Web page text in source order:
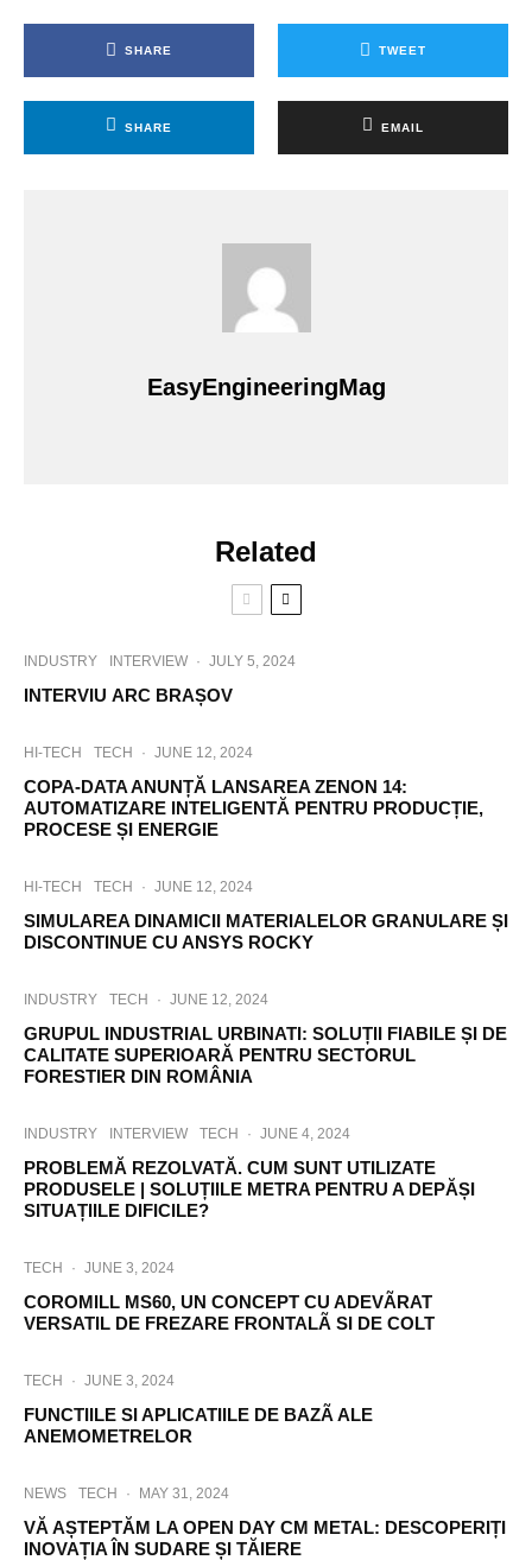
SHARE TWEET
SHARE EMAIL
EasyEngineeringMag
Related
INDUSTRY INTERVIEW · JULY 5, 2024
INTERVIU ARC BRAȘOV
HI-TECH TECH · JUNE 12, 2024
COPA-DATA ANUNȚĂ LANSAREA ZENON 14:
AUTOMATIZARE INTELIGENTĂ PENTRU PRODUCȚIE,
PROCESE ȘI ENERGIE
HI-TECH TECH · JUNE 12, 2024
SIMULAREA DINAMICII MATERIALELOR GRANULARE ȘI
DISCONTINUE CU ANSYS ROCKY
INDUSTRY TECH · JUNE 12, 2024
GRUPUL INDUSTRIAL URBINATI: SOLUȚII FIABILE ȘI DE
CALITATE SUPERIOARĂ PENTRU SECTORUL
FORESTIER DIN ROMÂNIA
INDUSTRY INTERVIEW TECH · JUNE 4, 2024
PROBLEMĂ REZOLVATĂ. CUM SUNT UTILIZATE
PRODUSELE | SOLUȚIILE METRA PENTRU A DEPĂȘI
SITUAȚIILE DIFICILE?
TECH · JUNE 3, 2024
COROMILL MS60, UN CONCEPT CU ADEVÃRAT
VERSATIL DE FREZARE FRONTALÃ SI DE COLT
TECH · JUNE 3, 2024
FUNCTIILE SI APLICATIILE DE BAZÃ ALE
ANEMOMETRELOR
NEWS TECH · MAY 31, 2024
VĂ AȘTEPTĂM LA OPEN DAY CM METAL: DESCOPERIȚI
INOVAȚIA ÎN SUDARE ȘI TĂIERE